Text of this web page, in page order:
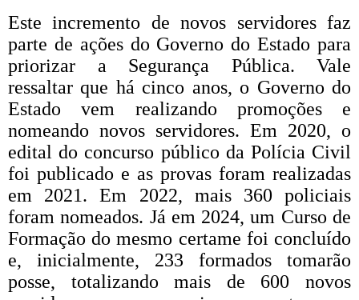
Este incremento de novos servidores faz
parte de ações do Governo do Estado para
priorizar a Segurança Pública. Vale
ressaltar que há cinco anos, o Governo do
Estado vem realizando promoções e
nomeando novos servidores. Em 2020, o
edital do concurso público da Polícia Civil
foi publicado e as provas foram realizadas
em 2021. Em 2022, mais 360 policiais
foram nomeados. Já em 2024, um Curso de
Formação do mesmo certame foi concluído
e, inicialmente, 233 formados tomarão
posse, totalizando mais de 600 novos